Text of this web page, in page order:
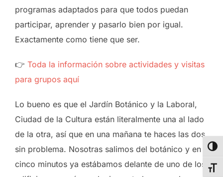
programas adaptados para que todos puedan
participar, aprender y pasarlo bien por igual.
Exactamente como tiene que ser.
👉 Toda la información sobre actividades y visitas
para grupos aquí
Lo bueno es que el Jardín Botánico y la Laboral,
Ciudad de la Cultura están literalmente una al lado
de la otra, así que en una mañana te haces las dos
sin problema. Nosotras salimos del botánico y en
cinco minutos ya estábamos delante de uno de los